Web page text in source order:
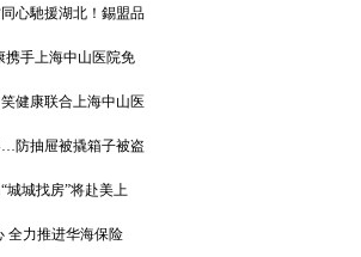
心馳援湖北！錫盟品
携手上海中山医院免
健康联合上海中山医
防抽屉被撬箱子被盗
城城找房”将赴美上
全力推进华海保险